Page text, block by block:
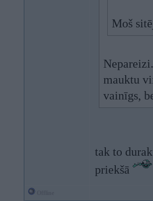
Moš
mauktu
vainīgs,
tak to
priekšā